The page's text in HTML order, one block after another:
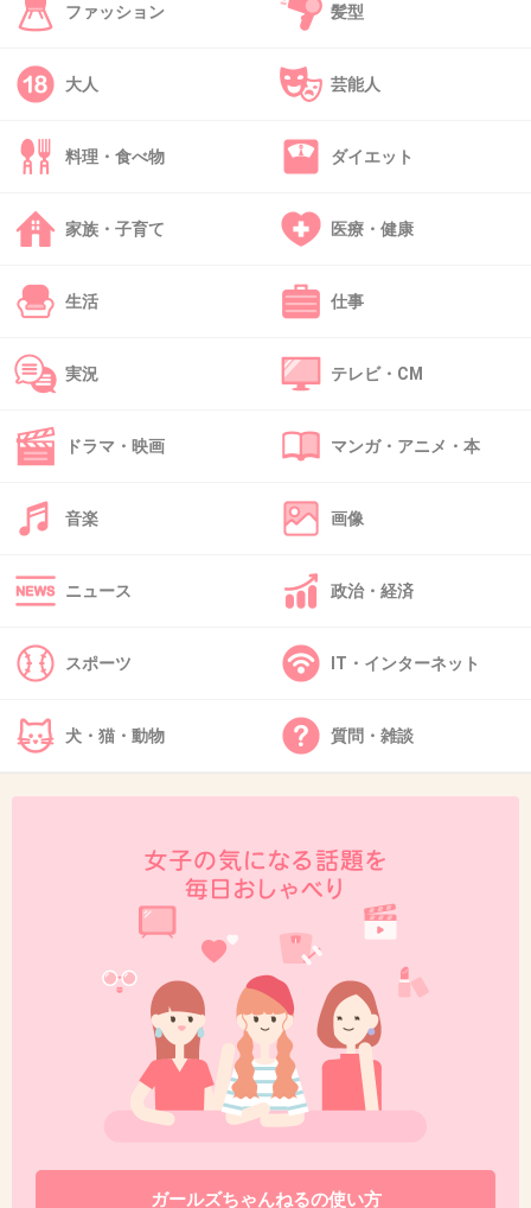
33. 匿名
お手紙書いたら？
いつもお世話になってありがとうございます。
なにか粗相があったら連絡ください。
今度直接会う時にご挨拶させてください。
連絡先。
たせればいい。
34. 匿名 2026/07/08(水) 17:54:59
小3くらいになると遠くのお家とか遊びに行ったりするのか
な？うちはまだ小1でだいたい近所のお友達としか遊ばない
+3
35. 匿名2026/07/08(水) 17:55:10
一方的に連絡先渡すのは別にOKだけど「交換させて」は半
強制的に教えなきゃいけない圧がかかるから正直ちょっと
1件の返信
+7
2026/07/08(水) 17:58:13
授業が終わった後もしくはその前に「◯◯くん、ちゃん、
ファッション 髪型
大人 芸能人
料理・食べ物 ダイエット
家族・子育て 医療・健康
生活 仕事
実況 テレビ・CM
ドラマ・映画 マンガ・アニメ・本
音楽 画像
ニュース 政治・経済
スポーツ IT・インターネット
犬・猫・動物 質問・雑談
ガールズちゃんねるの使い方